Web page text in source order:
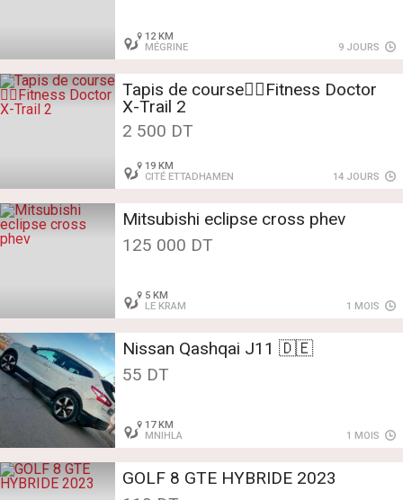
12 KM
MÉGRINE
9 JOURS
Tapis de course🏃‍♂️Fitness Doctor
X-Trail 2
2 500 DT
19 KM
CITÉ ETTADHAMEN
14 JOURS
Mitsubishi eclipse cross phev
125 000 DT
5 KM
LE KRAM
1 MOIS
Nissan Qashqai J11 🇩🇪
55 DT
17 KM
MNIHLA
1 MOIS
GOLF 8 GTE HYBRIDE 2023